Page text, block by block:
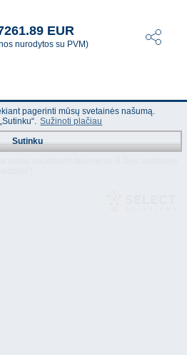
EUR
nurodytos su PVM)
pagerinti mūsų svetainės našumą.
Sužinoti plačiau
Sutinku